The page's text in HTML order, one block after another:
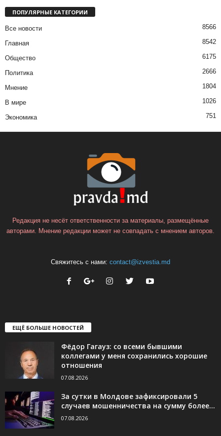
ПОПУЛЯРНЫЕ КАТЕГОРИИ
Все новости 8566
Главная 8542
Общество 6175
Политика 2666
Мнение 1804
В мире 1026
Экономика 751
Редакция не несёт ответственности за материалы, размещённые
авторами. Мнение редакции может не совпадать с мнением авторов.
Свяжитесь с нами: contact@izvestia.md
ЕЩЁ БОЛЬШЕ НОВОСТЕЙ
Фёдор Гагауз: со всеми бывшими
коллегами у меня сохранились хорошие
отношения
07.08.2026
За сутки в Молдове зафиксировали 5
случаев мошенничества на сумму более...
07.08.2026